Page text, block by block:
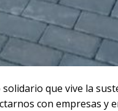
que vive la
con empresas